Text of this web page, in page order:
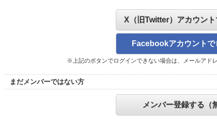
X（旧Twitter）アカウン
Facebookアカウントで
※上記のボタンでログインできない場合は、メールアド
まだメンバーではない方
メンバー登録する（